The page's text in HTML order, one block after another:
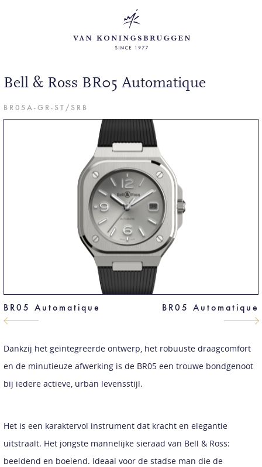
Bell & Ross BR05 Automatique
BR05A-GR-ST/SRB
BR05 Automatique BR05 Automatique
Dankzij het geïntegreerde ontwerp, het robuuste draagcomfort
en de minutieuze afwerking is de BR05 een trouwe bondgenoot
bij iedere actieve, urban levensstijl.
Het is een karaktervol instrument dat kracht en elegantie
uitstraalt. Het jongste mannelijke sieraad van Bell & Ross:
beeldend en boeiend. Ideaal voor de stadse man die de